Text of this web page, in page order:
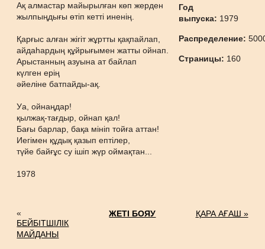
Ақ алмастар майырылған көп жерден
жылпыңдығы өтіп кетті иненің.
Қарғыс алған жігіт жұртты қақпайлап,
айдаһардың құйрығымен жатты ойнап.
Арыстанның азуына ат байлап
күлген ерің
әйеліне батпайды-ақ.
Уа, ойнаңдар!
қылжақ-тағдыр, ойнап қал!
Бағы барлар, бақа мініп тойға аттан!
Иегімен құдық қазып ептілер,
түйе байғұс су ішіп жүр оймақтан...
1978
Год
выпуска: 1979
Распределение:
Страницы: 160
«
БЕЙБІТШІЛІК
МАЙДАНЫ
ЖЕТІ БОЯУ ҚАРА АҒАШ »